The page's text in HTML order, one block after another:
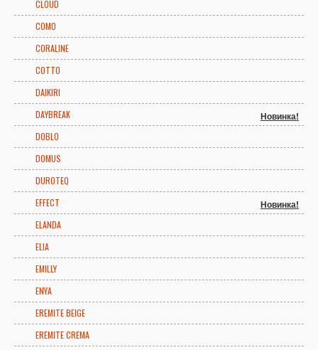
CLOUD
COMO
CORALINE
COTTO
DAIKIRI
DAYBREAK
Новинка!
DOBLO
DOMUS
DUROTEQ
EFFECT
Новинка!
ELANDA
ELIA
EMILLY
ENYA
EREMITE BEIGE
EREMITE CREMA